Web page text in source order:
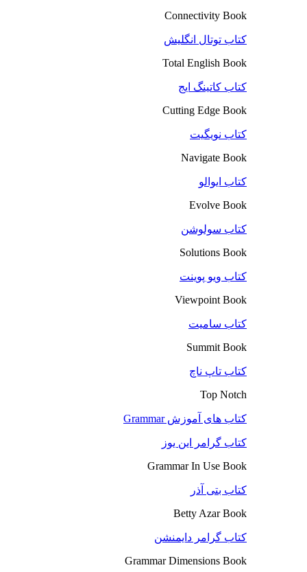
Connectivity Book
کتاب توتال انگلیش
Total English Book
کتاب کاتینگ ایج
Cutting Edge Book
کتاب نویگیت
Navigate Book
کتاب ایوالو
Evolve Book
کتاب سولوشن
Solutions Book
کتاب ویو پوینت
Viewpoint Book
کتاب سامیت
Summit Book
کتاب تاپ ناچ
Top Notch
کتاب های آموزش Grammar
کتاب گرامر این یوز
Grammar In Use Book
کتاب بتی آذر
Betty Azar Book
کتاب گرامر دایمنشن
Grammar Dimensions Book